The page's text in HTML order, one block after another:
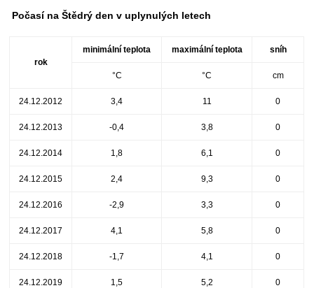
Počasí na Štědrý den v uplynulých letech
rok
minimální teplota maximální teplota sníh
°C °C cm
24.12.2012 3,4 11 0
24.12.2013 -0,4 3,8 0
24.12.2014 1,8 6,1 0
24.12.2015 2,4 9,3 0
24.12.2016 -2,9 3,3 0
24.12.2017 4,1 5,8 0
24.12.2018 -1,7 4,1 0
24.12.2019 1,5 5,2 0